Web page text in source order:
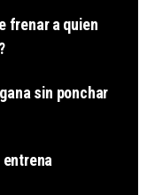
frenar a quien
sin ponchar
entrena